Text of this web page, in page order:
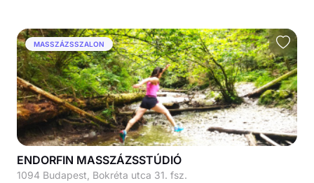
MASSZÁZSSZALON
ENDORFIN MASSZÁZSSTÚDIÓ
1094 Budapest, Bokréta utca 31. fsz.